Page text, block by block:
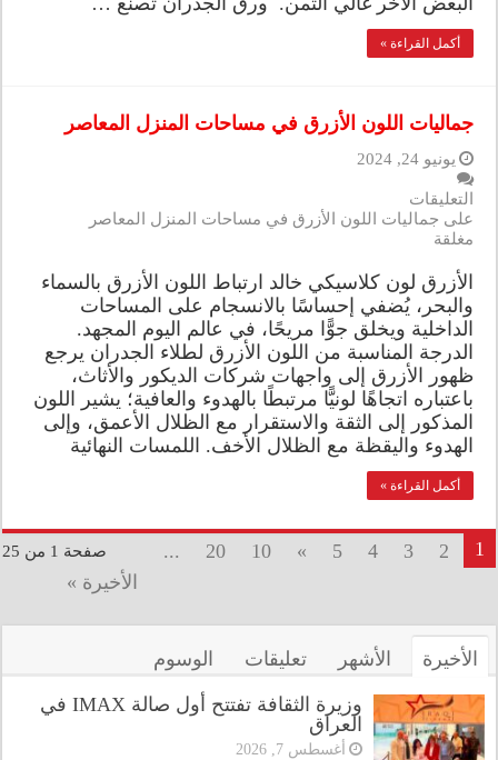
أكمل القراءة »
جماليات اللون الأزرق في مساحات المنزل المعاصر
يونيو 24, 2024
التعليقات
على جماليات اللون الأزرق في مساحات المنزل المعاصر
مغلقة
الأزرق لون كلاسيكي خالد ارتباط اللون الأزرق بالسماء
والبحر، يُضفي إحساسًا بالانسجام على المساحات
الداخلية ويخلق جوًّا مريحًا، في عالم اليوم المجهد.
الدرجة المناسبة من اللون الأزرق لطلاء الجدران يرجع
ظهور الأزرق إلى واجهات شركات الديكور والأثاث،
باعتباره اتجاهًا لونيًّا مرتبطًا بالهدوء والعافية؛ يشير اللون
المذكور إلى الثقة والاستقرار مع الظلال الأعمق، وإلى
الهدوء واليقظة مع الظلال الأخف. اللمسات النهائية
أكمل القراءة »
صفحة 1 من 25 1
2
3
4
5
»
10
20
...
الأخيرة »
الأخيرة الأشهر تعليقات الوسوم
وزيرة الثقافة تفتتح أول صالة IMAX في
العراق
أغسطس 7, 2026